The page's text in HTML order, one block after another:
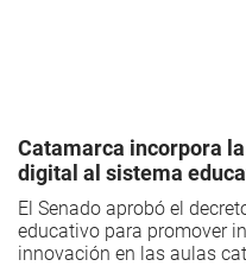
Catamarca incorpora
digital al sistema
El Senado aprobó el
educativo para promover
innovación en las aulas